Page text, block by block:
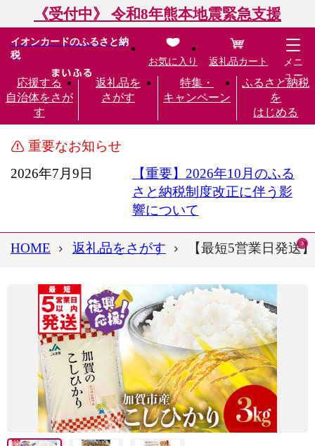
《受付中》 令和8年熊本地震緊急支援
イオンカードのふるさと納
税
応援する
自治体をさが
す
返礼品を
さがす
特集・
キャンペーン
ふるさと納税
を
はじめる
お気に入り 返礼品カート
メニ
ュー
重要なお知らせ
2026年7月9日
【重要】2026年10月のふる
さと納税制度改正に伴う影
響について
HOME 返礼品をさがす 【最短5営業日発送